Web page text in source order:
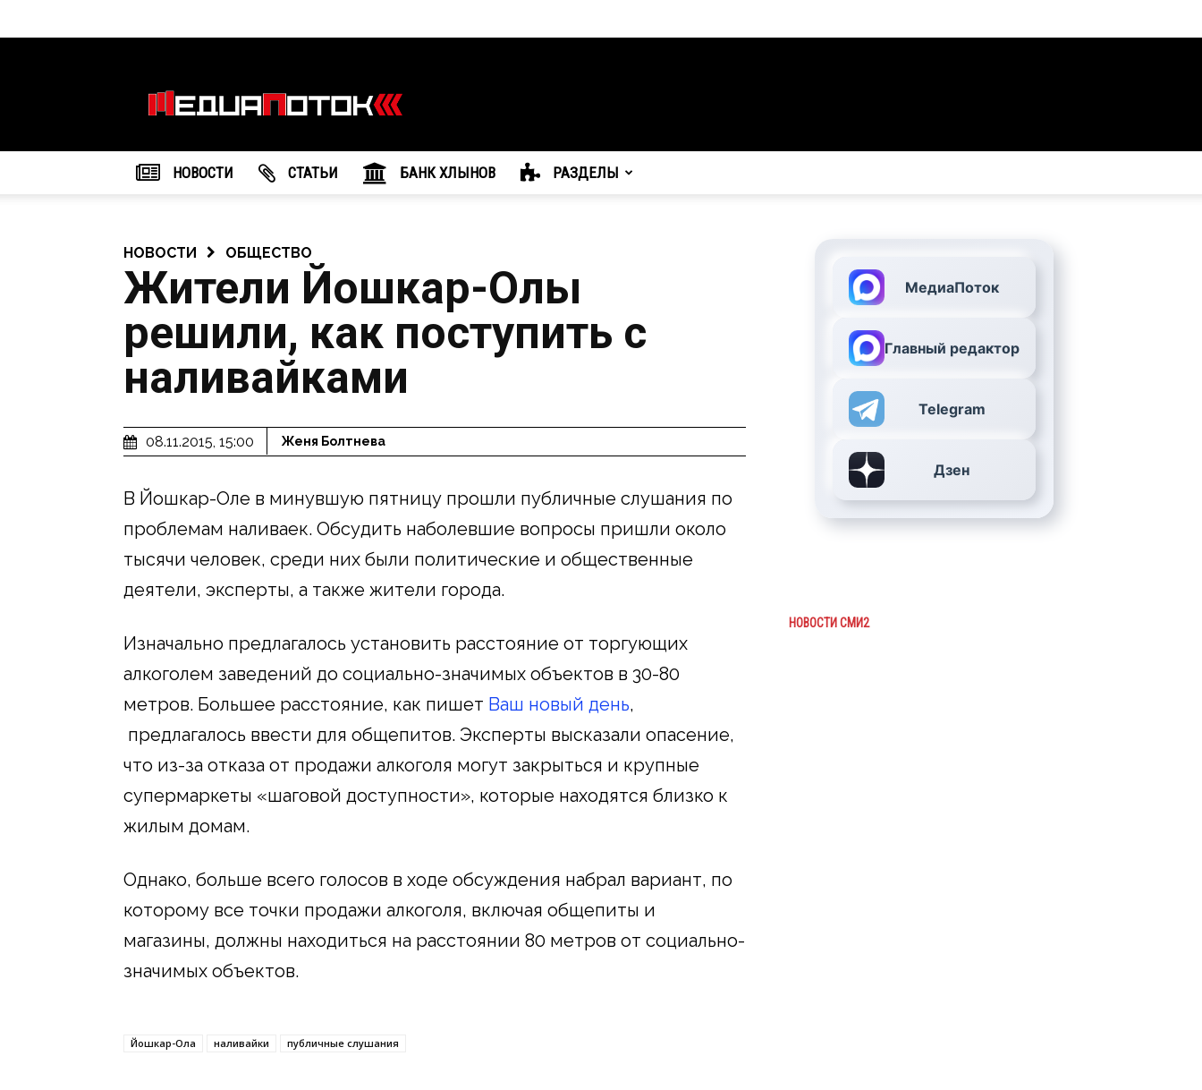
агентство
"МедиаПоток"
НОВОСТИ CТАТЬИ БАНК ХЛЫНОВ РАЗДЕЛЫ
НОВОСТИ ОБЩЕСТВО
Жители Йошкар-Олы
решили, как поступить с
наливайками
08.11.2015, 15:00 Женя Болтнева
В Йошкар-Оле в минувшую пятницу прошли публичные слушания по
проблемам наливаек. Обсудить наболевшие вопросы пришли около
тысячи человек, среди них были политические и общественные
деятели, эксперты, а также жители города.
Изначально предлагалось установить расстояние от торгующих
алкоголем заведений до социально-значимых объектов в 30-80
метров. Большее расстояние, как пишет Ваш новый день,
предлагалось ввести для общепитов. Эксперты высказали опасение,
что из-за отказа от продажи алкоголя могут закрыться и крупные
супермаркеты «шаговой доступности», которые находятся близко к
жилым домам.
Однако, больше всего голосов в ходе обсуждения набрал вариант, по
которому все точки продажи алкоголя, включая общепиты и
магазины, должны находиться на расстоянии 80 метров от социально-
значимых объектов.
Йошкар-Ола наливайки публичные слушания
МедиаПоток
Главный редактор
Telegram
Дзен
НОВОСТИ СМИ2